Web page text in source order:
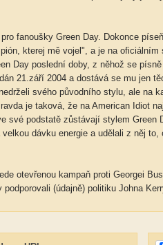
fanoušky Green Day. Dokonce
kterej mě vojel", a je na oficiálním
Day poslední doby, z něhož se
21.září 2004 a dostává se mu jen
svého původního stylu, ale na
je taková, že na American Idiot
své podstatě zůstávají stylem Green
dávku energie a udělali z něj
otevřenou kampaň proti Georgei
(údajně) politiku Johna